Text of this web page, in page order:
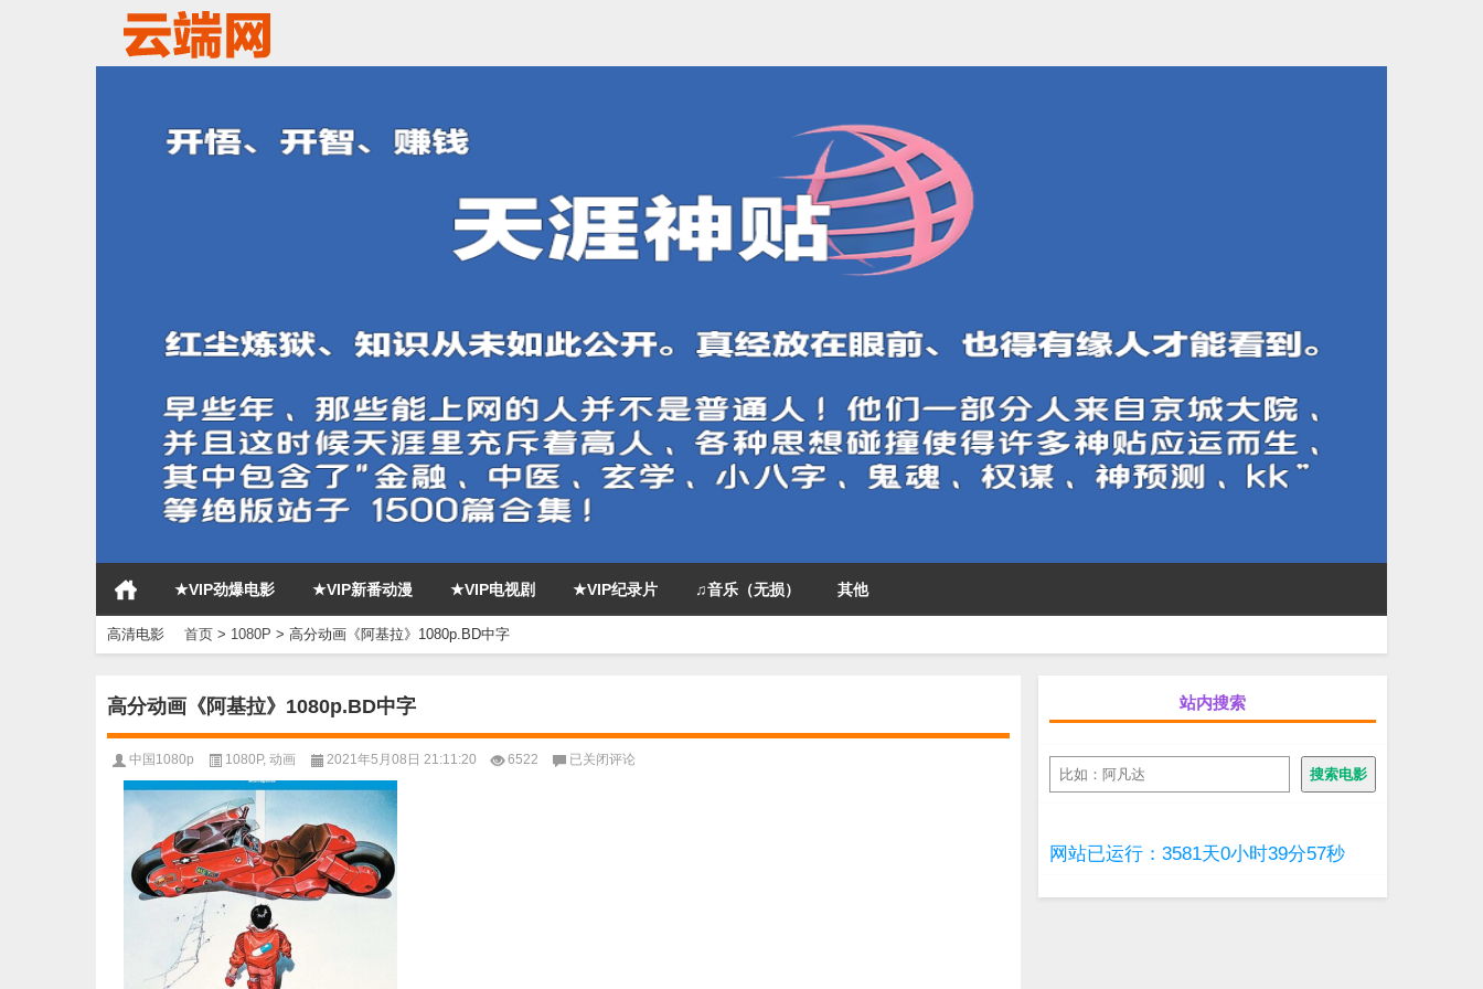
★VIP劲爆电影 ★VIP新番动漫 ★VIP电视剧 ★VIP纪录片 ♫音乐（无损） 其他
高清电影 首页 > 1080P > 高分动画《阿基拉》1080p.BD中字
站内搜索
搜
索
搜索电影
网站已运行：3581天0小时39分58秒
高分动画《阿基拉》1080p.BD中字
中国1080p 1080P, 动画 2021年5月08日 21:11:20 6522
高
已关闭评论